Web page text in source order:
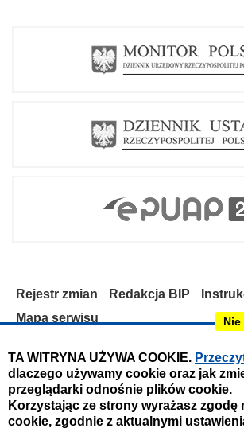
TA WITRYNA UŻYWA COOKIE.
dlaczego używamy cookie oraz jak
przeglądarki odnośnie plików cookie.
Korzystając ze strony wyrażasz zgodę
cookie, zgodnie z aktualnymi
Rejestr zmian Redakcja BIP
Mapa serwisu
Obsługa i nadzór techniczny:
IntraCOM.pl